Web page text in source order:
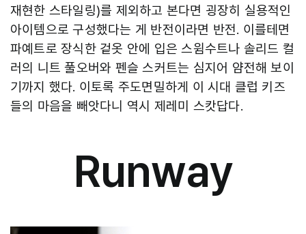
재현한 스타일링)를 제외하고 본다면 굉장히 실용적인
아이템으로 구성했다는 게 반전이라면 반전. 이를테면
파예트로 장식한 겉옷 안에 입은 스윔수트나 솔리드 컬
러의 니트 풀오버와 펜슬 스커트는 심지어 얌전해 보이
기까지 했다. 이토록 주도면밀하게 이 시대 클럽 키즈
들의 마음을 빼앗다니 역시 제레미 스캇답다.
Runway